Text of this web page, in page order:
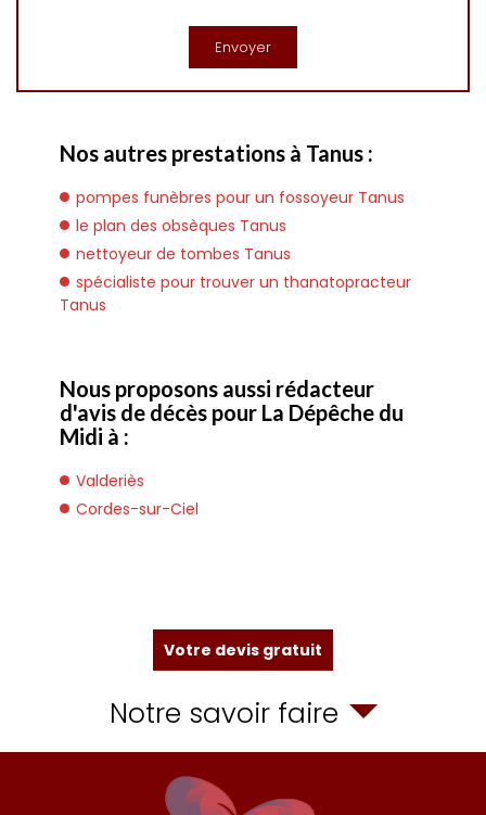
Nos autres prestations à Tanus :
pompes funèbres pour un fossoyeur Tanus
le plan des obsèques Tanus
nettoyeur de tombes Tanus
spécialiste pour trouver un thanatopracteur
Tanus
Nous proposons aussi rédacteur
d'avis de décès pour La Dépêche du
Midi à :
Valderiès
Cordes-sur-Ciel
Votre devis gratuit
Notre savoir faire